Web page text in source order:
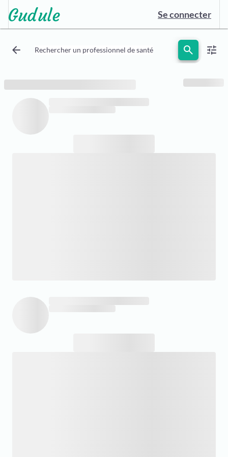
Se connecter
arrow_back Rechercher un professionnel de santé search tune